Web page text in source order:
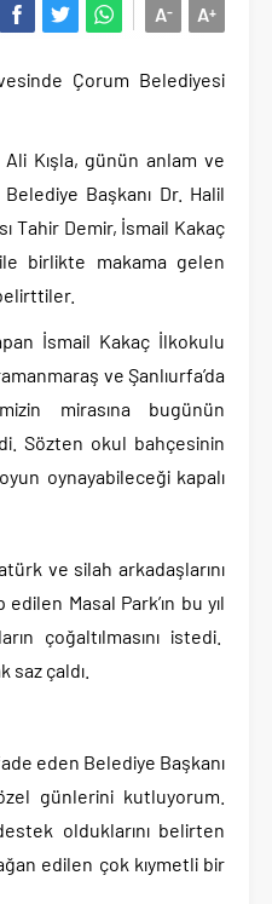
A+
A-
Çorum Belediyesi
Kışla, günün anlam ve
Başkanı Dr. Halil
Tahir Demir, İsmail Kakaç
birlikte makama gelen
İsmail Kakaç İlkokulu
ve Şanlıurfa’da
mirasına bugünün
Sözten okul bahçesinin
oynayabileceği kapalı
ve silah arkadaşlarını
Masal Park’ın bu yıl
çoğaltılmasını istedi.
çaldı.
eden Belediye Başkanı
günlerini kutluyorum.
olduklarını belirten
edilen çok kıymetli bir